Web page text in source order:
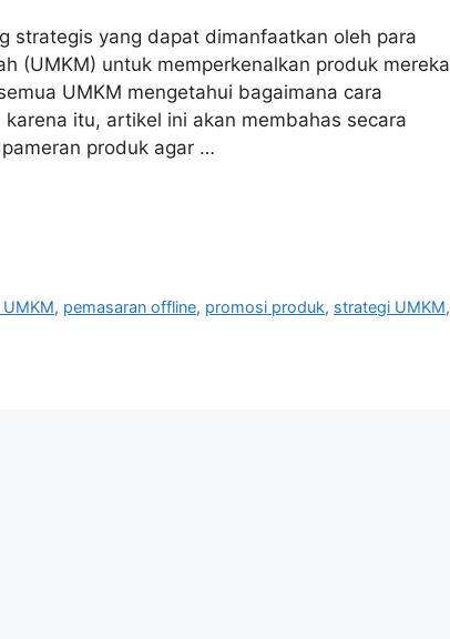
strategis yang dapat dimanfaatkan oleh para
(UMKM) untuk memperkenalkan produk mereka
UMKM mengetahui bagaimana cara
itu, artikel ini akan membahas secara
produk agar …
, pemasaran offline, promosi produk, strategi UMKM,